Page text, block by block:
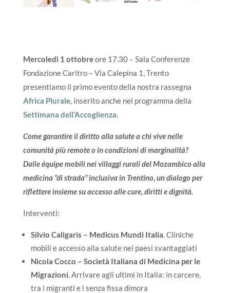
Mercoledì 1 ottobreore 17.30 – Sala Conferenze
Fondazione Caritro – Via Calepina 1, Trento
presentiamo il primo evento della nostra rassegna
Africa Plurale, inserito anche nel programma della
Settimana dell’Accoglienza.
Come garantire il diritto alla salute a chi vive nelle
comunità più remote o in condizioni di marginalità?
Dalle équipe mobili nei villaggi rurali del Mozambico alla
medicina “di strada” inclusiva in Trentino, un dialogo per
riflettere insieme su accesso alle cure, diritti e dignità.
Interventi:
Silvio Caligaris – Medicus Mundi Italia. Cliniche
mobili e accesso alla salute nei paesi svantaggiati
Nicola Cocco – Società Italiana di Medicina per le
Migrazioni. Arrivare agli ultimi in Italia: in carcere,
tra i migranti e i senza fissa dimora